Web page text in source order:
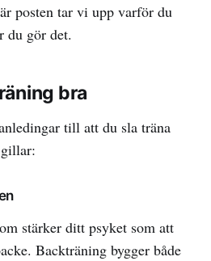
posten tar vi upp varför du
du gör det.
bra
till att du sla träna
stärker ditt psyket som att
Backträning bygger både